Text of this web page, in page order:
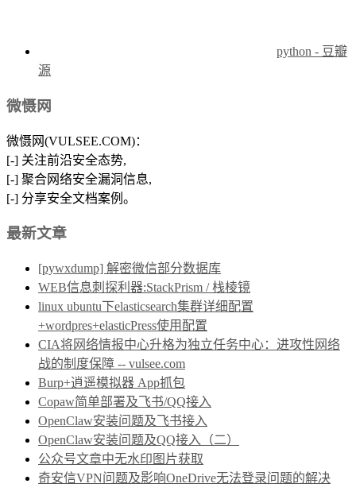
python - 豆瓣
源
微慑网
微慑网(VULSEE.COM)：
[-] 关注前沿安全态势,
[-] 聚合网络安全漏洞信息,
[-] 分享安全文档案例。
最新文章
[pywxdump] 解密微信部分数据库
WEB信息刺探利器:StackPrism / 栈棱镜
linux ubuntu下elasticsearch集群详细配置
+wordpres+elasticPress使用配置
CIA将网络情报中心升格为独立任务中心：进攻性网络
战的制度保障 -- vulsee.com
Burp+逍遥模拟器 App抓包
Copaw简单部署及飞书/QQ接入
OpenClaw安装问题及飞书接入
OpenClaw安装问题及QQ接入（二）
公众号文章中无水印图片获取
奇安信VPN问题及影响OneDrive无法登录问题的解决